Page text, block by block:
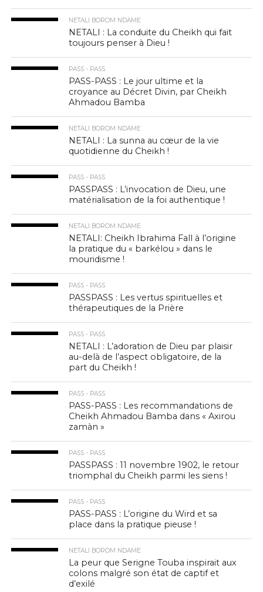
NETALI BOROM NDAME
NETALI : La conduite du Cheikh qui fait
toujours penser à Dieu !
PASS - PASS
PASS-PASS : Le jour ultime et la
croyance au Décret Divin, par Cheikh
Ahmadou Bamba
NETALI BOROM NDAME
NETALI : La sunna au cœur de la vie
quotidienne du Cheikh !
PASS - PASS
PASSPASS : L’invocation de Dieu, une
matérialisation de la foi authentique !
NETALI BOROM NDAME
NETALI: Cheikh Ibrahima Fall à l’origine
la pratique du « barkélou » dans le
mouridisme !
PASS - PASS
PASSPASS : Les vertus spirituelles et
thérapeutiques de la Prière
PASS - PASS
NETALI : L’adoration de Dieu par plaisir
au-delà de l’aspect obligatoire, de la
part du Cheikh !
PASS - PASS
PASS-PASS : Les recommandations de
Cheikh Ahmadou Bamba dans « Axirou
zamàn »
PASS - PASS
PASSPASS : 11 novembre 1902, le retour
triomphal du Cheikh parmi les siens !
PASS - PASS
PASS-PASS : L’origine du Wird et sa
place dans la pratique pieuse !
NETALI BOROM NDAME
La peur que Serigne Touba inspirait aux
colons malgré son état de captif et
d’exilé